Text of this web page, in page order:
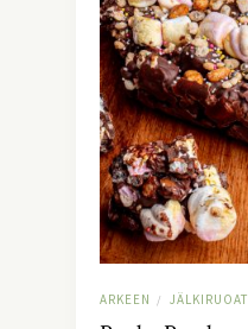
ARKEEN / JÄLKIRUOAT